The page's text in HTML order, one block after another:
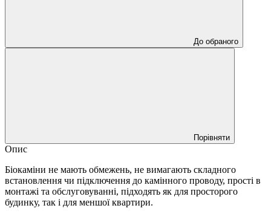
До обраного
Порівняти
Опис
Біокаміни не мають обмежень, не вимагають складного
встановлення чи підключення до камінного проводу, прості в
монтажі та обслуговуванні, підходять як для просторого
будинку, так і для меншої квартири.